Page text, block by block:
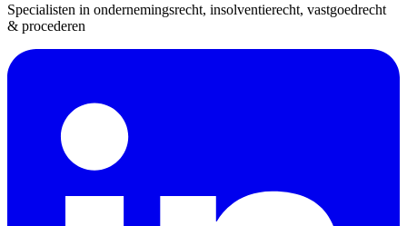
Specialisten in ondernemingsrecht, insolventierecht, vastgoedrecht
& procederen